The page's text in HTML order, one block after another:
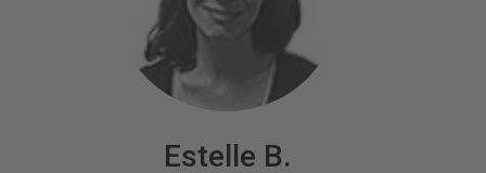
Estelle B.